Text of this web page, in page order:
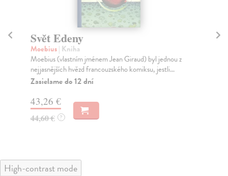
Svět Edeny
Moebius| Kniha
Moebius (vlastním jménem Jean Giraud) byl jednou z
nejjasnějších hvězd francouzského komiksu, jestli...
Zasielame do 12 dní
43,26 €
44,60 € ?
High-contrast mode